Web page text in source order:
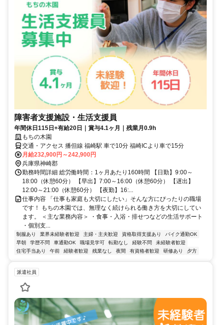
障害者支援施設・生活支援員
年間休日115日+有給20日｜賞与4.1ヶ月｜残業月0.9h
もちの木園
交通・アクセス 播但線 福崎駅 車で10分 福崎ICより車で15分
月給232,900円～242,900円
兵庫県神崎郡
勤務時間詳細 総労働時間：1ヶ月あたり160時間 【日勤】9:00～
18:00（休憩60分） 【早出】7:00～16:00（休憩60分） 【遅出】
12:00～21:00（休憩60分） 【夜勤】16:...
仕事内容 「仕事も家庭も大切にしたい」そんな方にぴったりの職場
です！ もちの木園では、無理なく続けられる働き方を大切にしてい
ます。 ＜主な業務内容＞ ・食事・入浴・排せつなどの生活サポート
・個別支...
制服あり 業界未経験者歓迎 主婦・主夫歓迎 資格取得支援あり
バイク通勤OK
早朝
学歴不問 車通勤OK 職場見学可 転勤なし 経験不問
未経験者歓迎
住宅手当あり
午前 経験者歓迎 残業なし 夜間 有資格者歓迎 研修あり 夕方
派遣社員